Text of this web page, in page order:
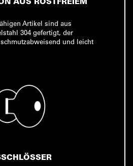
Artikel sind aus
304 gefertigt, der
und leicht